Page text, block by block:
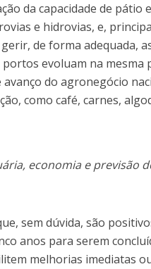
da capacidade de pátio
e hidrovias, e,
de forma adequada,
evoluam na mesma
do agronegócio
como café, carnes,
economia e previsão
sem dúvida, são
anos para serem
melhorias imediatas